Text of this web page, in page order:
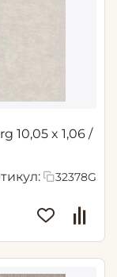
32378G